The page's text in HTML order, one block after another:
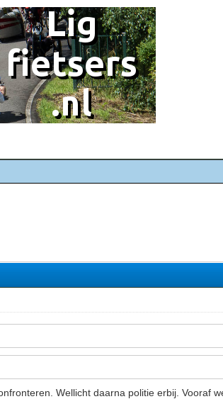
Wellicht daarna politie erbij. Vooraf